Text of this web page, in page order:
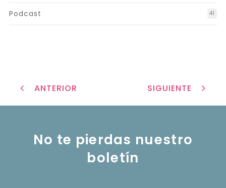
Podcast 41
ANTERIOR SIGUIENTE
No te pierdas nuestro
boletín